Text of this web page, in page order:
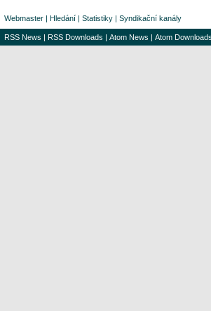
Webmaster | Hledání | Statistiky | Syndikační kanály
RSS News | RSS Downloads | Atom News | Atom Downloads